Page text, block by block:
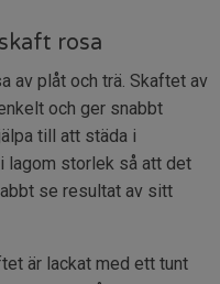
rosa
av plåt och trä. Skaftet av
och ger snabbt
till att städa i
lagom storlek så att det
se resultat av sitt
är lackat med ett tunt